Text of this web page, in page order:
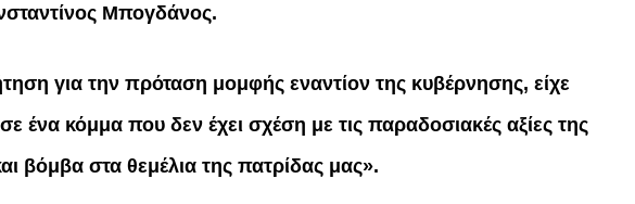
Μπογδάνος.
για την πρόταση μομφής εναντίον της κυβέρνησης, είχε
ένα κόμμα που δεν έχει σχέση με τις παραδοσιακές αξίες της
βόμβα στα θεμέλια της πατρίδας μας».